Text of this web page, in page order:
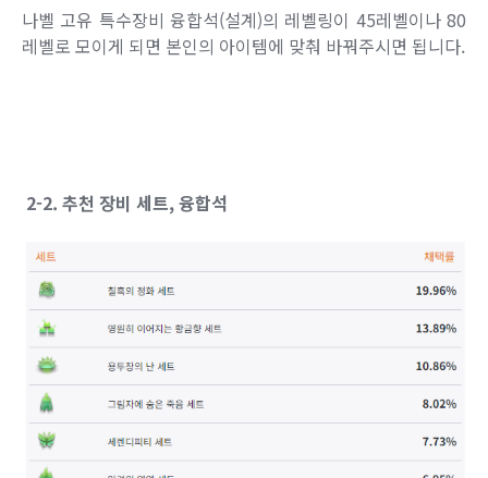
나벨 고유 특수장비 융합석(설계)의 레벨링이 45레벨이나 80
레벨로 모이게 되면 본인의 아이템에 맞춰 바꿔주시면 됩니다.
2-2. 추천 장비 세트, 융합석